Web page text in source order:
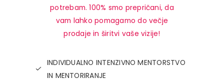
potrebam. 100% smo prepričani, da
vam lahko pomagamo do večje
prodaje in širitvi vaše vizije!
INDIVIDUALNO INTENZIVNO MENTORSTVO
IN MENTORIRANJE